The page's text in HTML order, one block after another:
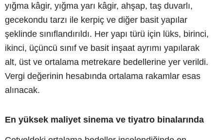
yığma kâgir, yığma yarı kâgir, ahşap, taş duvarlı,
gecekondu tarzı ile kerpiç ve diğer basit yapılar
şeklinde sınıflandırıldı. Her yapı türü için lüks, birinci,
ikinci, üçüncü sınıf ve basit inşaat ayrımı yapılarak
alt, üst ve ortalama metrekare bedellerine yer verildi.
Vergi değerinin hesabında ortalama rakamlar esas
alınacak.
En yüksek maliyet sinema ve tiyatro binalarında